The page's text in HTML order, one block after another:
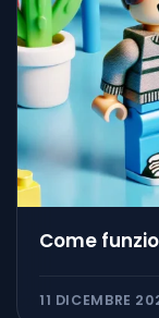
Come
11 DICEMBRE